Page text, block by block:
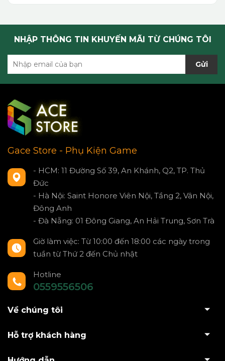
NHẬP THÔNG TIN KHUYẾN MÃI TỪ CHÚNG TÔI
Gửi
Gace Store - Phụ Kiện Game
- HCM: 11 Đường Số 39, An Khánh, Q2, TP. Thủ
Đức
- Hà Nội: Saint Honore Viên Nội, Tầng 2, Vân Nội,
Đông Anh
- Đà Nẵng: 01 Đông Giang, An Hải Trung, Sơn Trà
Giờ làm việc: Từ 10:00 đến 18:00 các ngày trong
tuần từ Thứ 2 đến Chủ nhật
Hotline
0559556506
Về chúng tôi
Hỗ trợ khách hàng